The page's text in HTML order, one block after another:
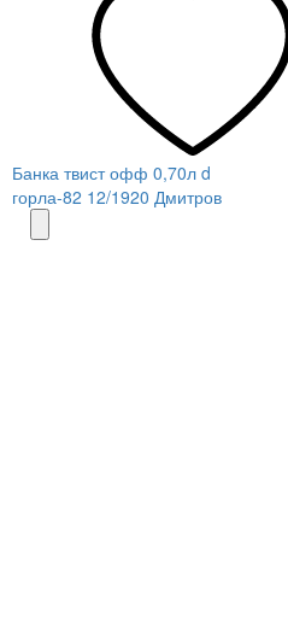
Банка твист офф 0,70л d
горла-82 12/1920 Дмитров